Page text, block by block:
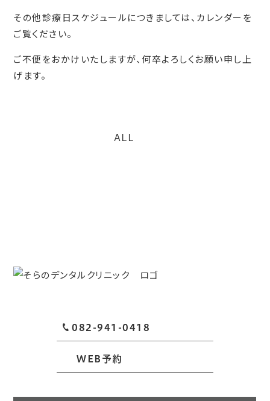
その他診療日スケジュールにつきましては、カレンダーを
ご覧ください。
ご不便をおかけいたしますが、何卒よろしくお願い申し上
げます。
ALL
082-941-0418
WEB予約